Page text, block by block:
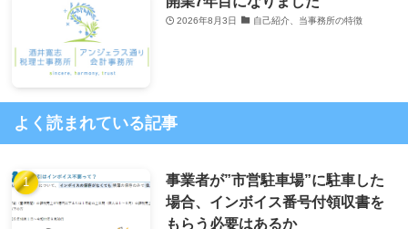
2026年8月3日 自己紹介、当事務所の特徴
よく読まれている記事
事業者が”市営駐車場”に駐車した
場合、インボイス番号付領収書を
もらう必要はあるか